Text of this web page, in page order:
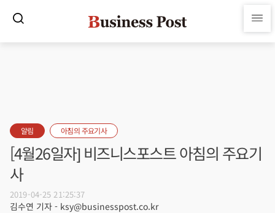
알림 아침의 주요기사
[4월26일자] 비즈니스포스트 아침의 주요기
사
2019-04-25 21:25:37
김수연 기자 - ksy@businesspost.co.kr